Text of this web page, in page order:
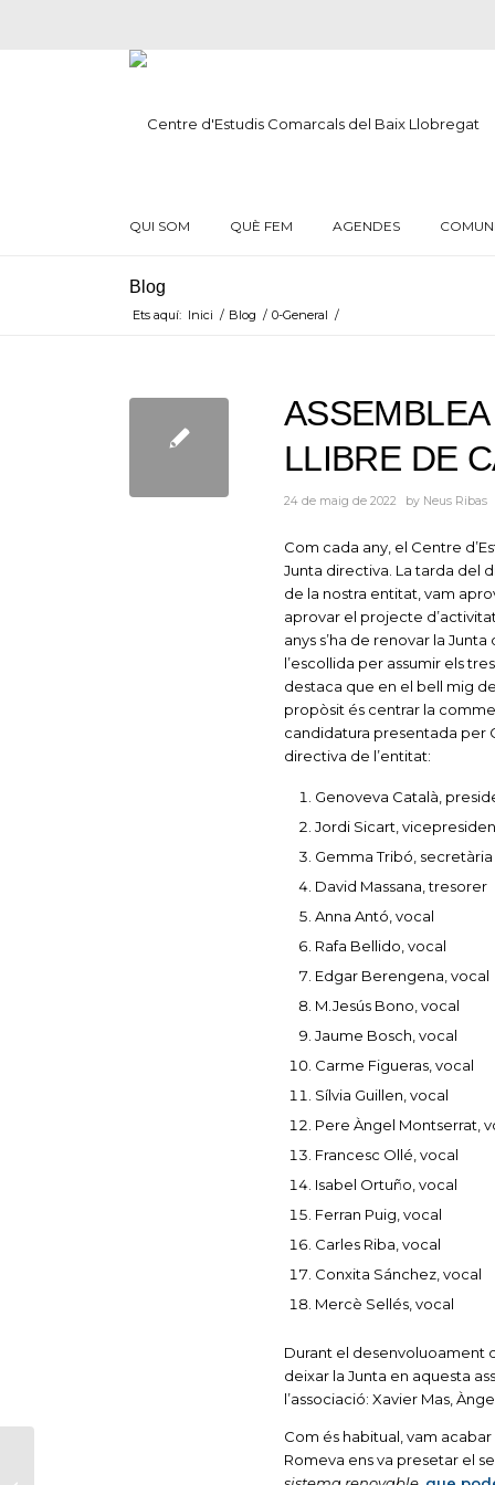
QUI SOM QUÈ FEM AGENDES
Blog
Ets aquí: Inici / Blog / 0-General /
LLIBRE DE
24 de maig de 2022 by Neus Ribas
Com cada any, el Centre
Junta directiva. La tarda del
de la nostra entitat, vam
aprovar el projecte
anys s’ha de renovar la
l’escollida per assumir els
destaca que en el bell mig
propòsit és centrar la
candidatura presentada per
directiva de l’entitat:
Genoveva Català,
Jordi Sicart,
Gemma Tribó, secretària
David Massana, tresorer
Anna Antó, vocal
Rafa Bellido, vocal
Edgar Berengena, vocal
M.Jesús Bono, vocal
Jaume Bosch, vocal
Carme Figueras, vocal
Sílvia Guillen, vocal
Pere Àngel Montserrat,
Francesc Ollé, vocal
Isabel Ortuño, vocal
Ferran Puig, vocal
Carles Riba, vocal
Conxita Sánchez, vocal
Mercè Sellés, vocal
Durant el desenvoluoament
deixar la Junta en aquesta
l’associació: Xavier Mas,
Com és habitual, vam
Romeva ens va presetar el